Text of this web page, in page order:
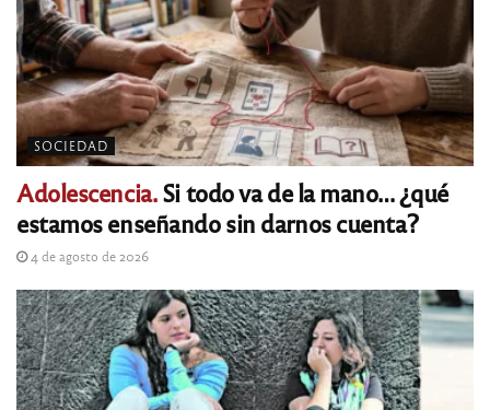
SOCIEDAD
Adolescencia.Si todo va de la mano… ¿qué
estamos enseñando sin darnos cuenta?
4 de agosto de 2026